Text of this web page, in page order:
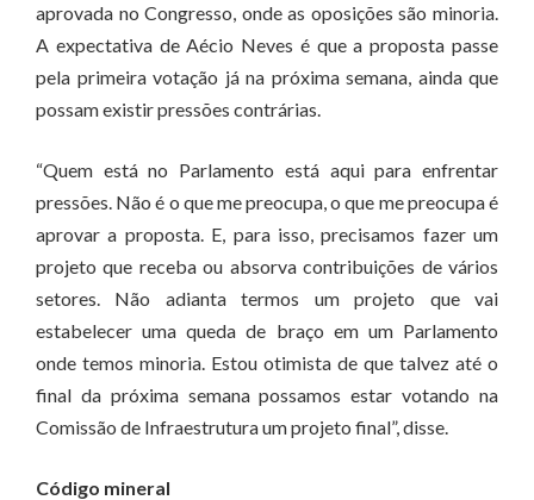
aprovada no Congresso, onde as oposições são minoria.
A expectativa de Aécio Neves é que a proposta passe
pela primeira votação já na próxima semana, ainda que
possam existir pressões contrárias.
“Quem está no Parlamento está aqui para enfrentar
pressões. Não é o que me preocupa, o que me preocupa é
aprovar a proposta. E, para isso, precisamos fazer um
projeto que receba ou absorva contribuições de vários
setores. Não adianta termos um projeto que vai
estabelecer uma queda de braço em um Parlamento
onde temos minoria. Estou otimista de que talvez até o
final da próxima semana possamos estar votando na
Comissão de Infraestrutura um projeto final”, disse.
Código mineral